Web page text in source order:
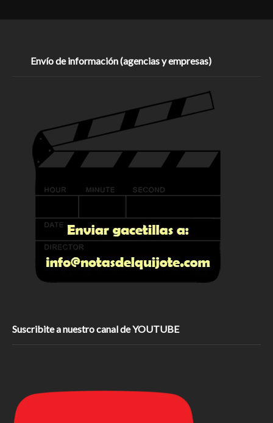
Envío de información (agencias y empresas)
Suscribite a nuestro canal de YOUTUBE